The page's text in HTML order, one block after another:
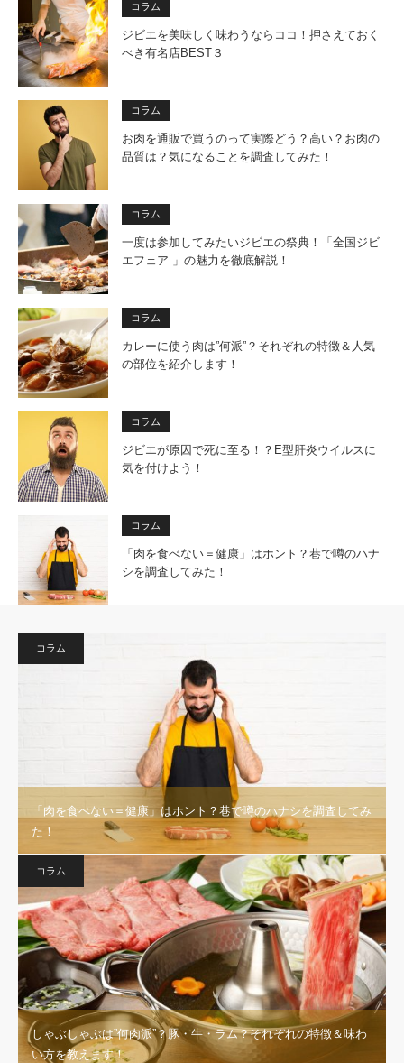
コラム
ジビエを美味しく味わうならココ！押さえておく
べき有名店BEST３
コラム
お肉を通販で買うのって実際どう？高い？お肉の
品質は？気になることを調査してみた！
コラム
一度は参加してみたいジビエの祭典！「全国ジビ
エフェア 」の魅力を徹底解説！
コラム
カレーに使う肉は”何派”？それぞれの特徴＆人気
の部位を紹介します！
コラム
ジビエが原因で死に至る！？E型肝炎ウイルスに
気を付けよう！
コラム
「肉を食べない＝健康」はホント？巷で噂のハナ
シを調査してみた！
コラム
「肉を食べない＝健康」はホント？巷で噂のハナシを調査してみ
た！
コラム
しゃぶしゃぶは”何肉派”？豚・牛・ラム？それぞれの特徴＆味わ
い方を教えます！